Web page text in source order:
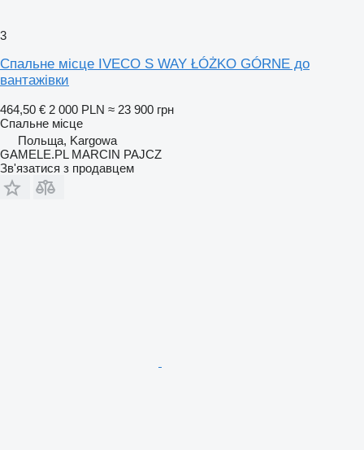
3
Спальне місце IVECO S WAY ŁÓŻKO GÓRNE до
вантажівки
464,50 € 2 000 PLN ≈ 23 900 грн
Спальне місце
Польща, Kargowa
GAMELE.PL MARCIN PAJCZ
Зв'язатися з продавцем